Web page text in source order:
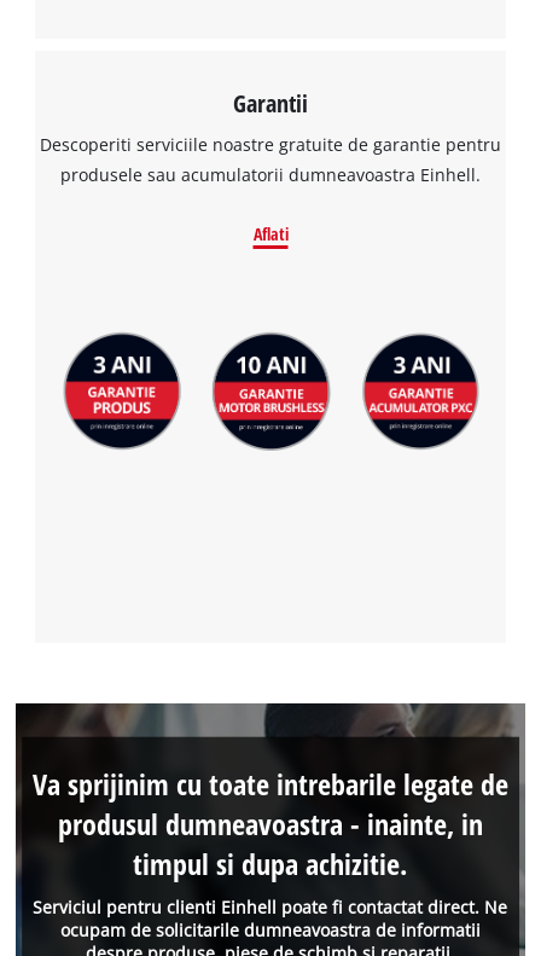
Garantii
Descoperiti serviciile noastre gratuite de garantie pentru
produsele sau acumulatorii dumneavoastra Einhell.
Aflati
Serviciul pentru clienti Einhell poate fi contactat direct. Ne
ocupam de solicitarile dumneavoastra de informatii
Va sprijinim cu toate intrebarile legate de
produsul dumneavoastra - inainte, in
timpul si dupa achizitie.